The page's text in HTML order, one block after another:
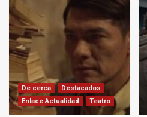
De cerca
Destacados
Enlace Actualidad
Teatro